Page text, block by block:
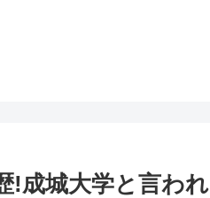
!成城大学と言わ